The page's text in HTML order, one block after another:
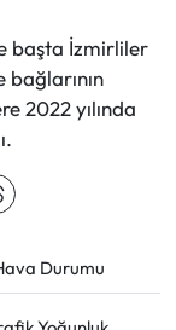
başta İzmirliler
2022 yılında
Durumu